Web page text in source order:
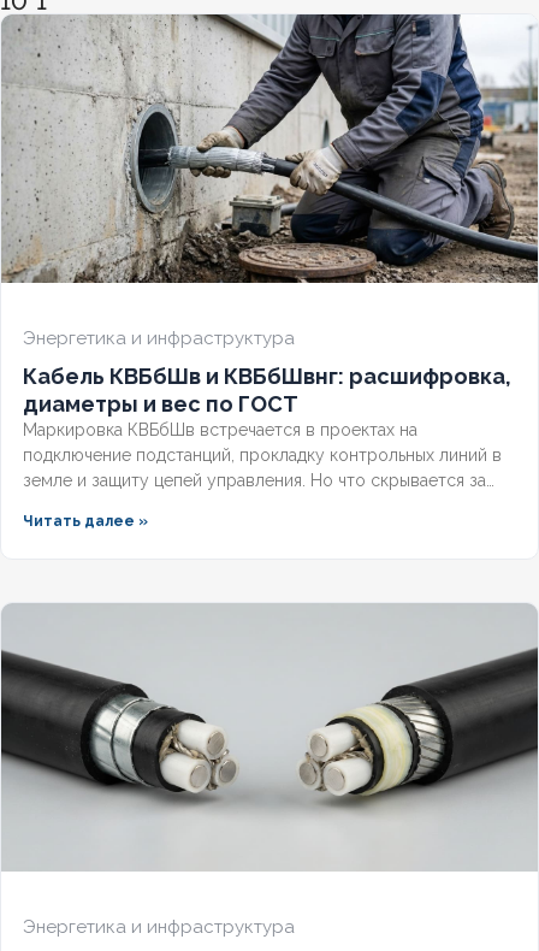
ХЛАДОСТОЙКИЙ Нет
СЕЧЕНИЕ ТПЖ 2,5
ОГНЕСТОЙКИЙ Нет
НАЛИЧИЕ ЭКРАНА Да
КОЛИЧЕСТВО ЖИЛ 7
Энергетика и инфраструктура
Кабель КВБбШв и КВБбШвнг: расшифровка,
диаметры и вес по ГОСТ
Маркировка КВБбШв встречается в проектах на
подключение подстанций, прокладку контрольных линий в
земле и защиту цепей управления. Но что скрывается за
чем версия с индексом нг отличается от базовой?
бронированного контрольного кабеля.
Читать далее »
Энергетика и инфраструктура